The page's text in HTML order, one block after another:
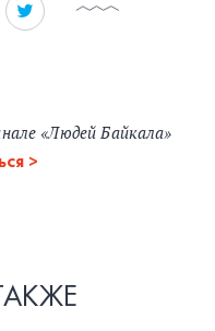
«Людей Байкала»